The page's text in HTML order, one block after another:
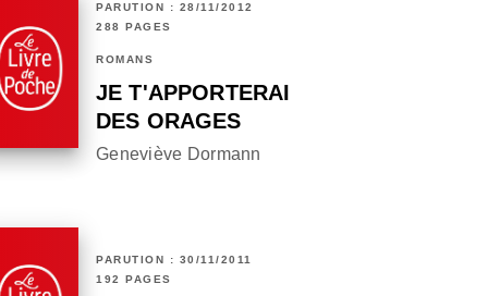
PARUTION : 28/11/2012
288 PAGES
ROMANS
JE T'APPORTERAI
DES ORAGES
Geneviève Dormann
PARUTION : 30/11/2011
192 PAGES